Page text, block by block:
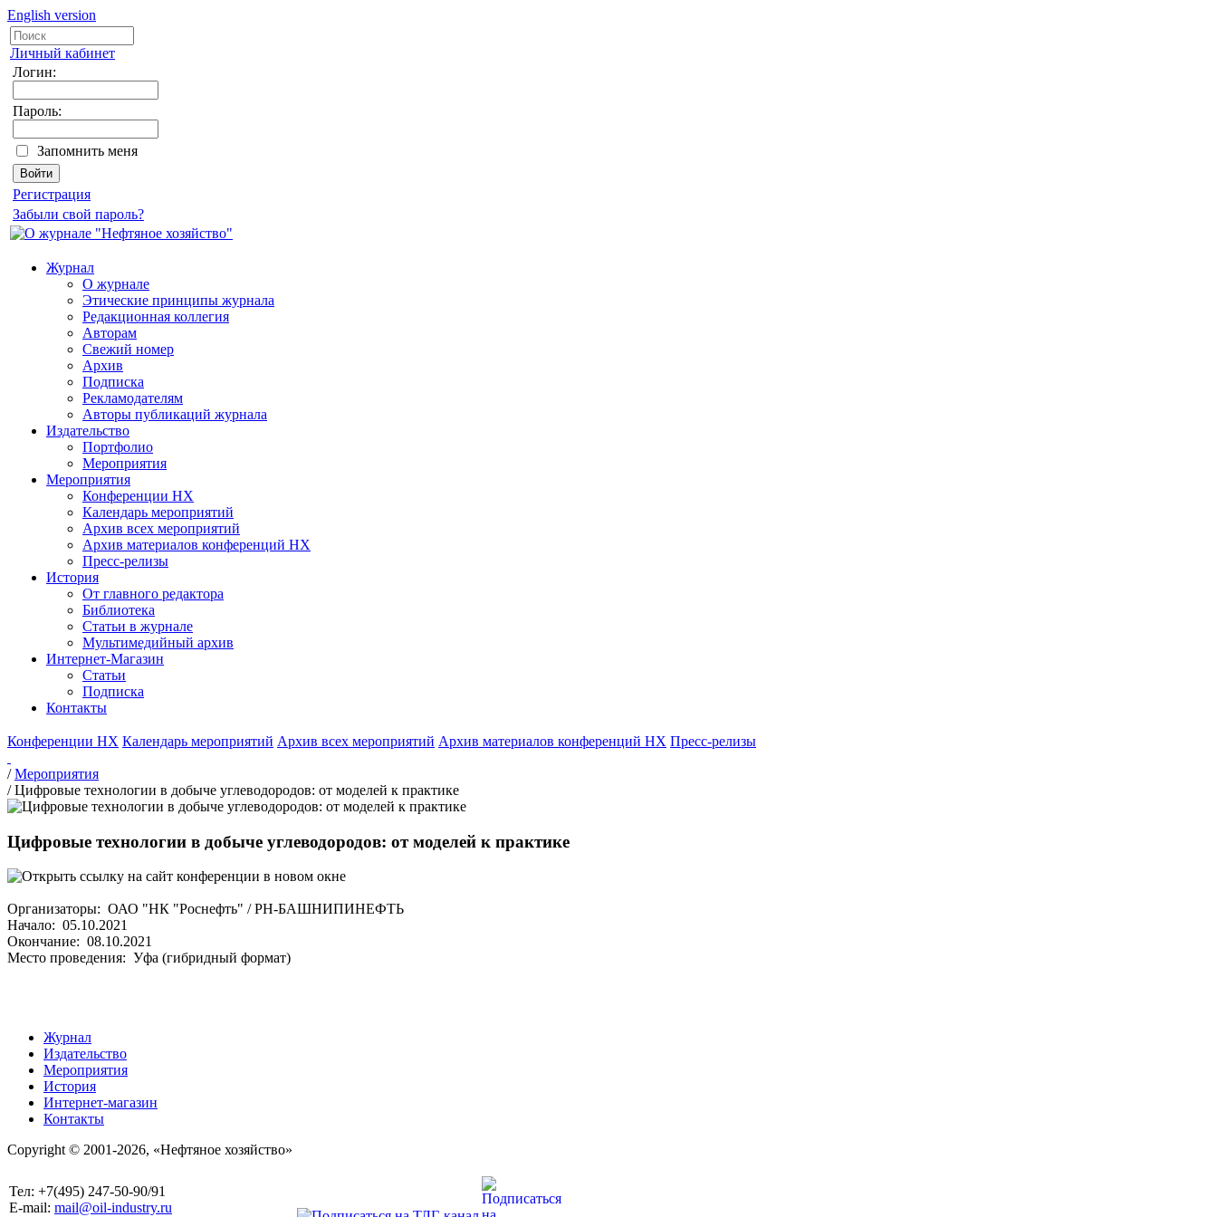
English version
Личный кабинет
Логин:
Пароль:
Запомнить меня
Регистрация
Забыли свой пароль?
Журнал
О журнале
Этические принципы журнала
Редакционная коллегия
Авторам
Свежий номер
Архив
Подписка
Рекламодателям
Авторы публикаций журнала
Издательство
Портфолио
Мероприятия
Мероприятия
Конференции НХ
Календарь мероприятий
Архив всех мероприятий
Архив материалов конференций НХ
Пресс-релизы
История
От главного редактора
Библиотека
Статьи в журнале
Мультимедийный архив
Интернет-Магазин
Статьи
Подписка
Контакты
Конференции НХ Календарь мероприятий Архив всех мероприятий Архив материалов конференций НХ Пресс-релизы
/Мероприятия
/Цифровые технологии в добыче углеводородов: от моделей к практике
Цифровые технологии в добыче углеводородов: от моделей к практике
Организаторы: ОАО "НК "Роснефть" / РН-БАШНИПИНЕФТЬ
Начало: 05.10.2021
Окончание: 08.10.2021
Место проведения: Уфа (гибридный формат)
Журнал
Издательство
Мероприятия
История
Интернет-магазин
Контакты
Copyright © 2001-2026, «Нефтяное хозяйство»
Тел: +7(495) 247-50-90/91
E-mail: mail@oil-industry.ru